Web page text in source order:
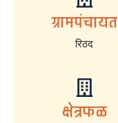
ग्रामपंचायत
रिठद
क्षेत्रफळ